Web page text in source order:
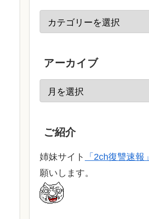
アーカイブ
ご紹介
姉妹サイト 「2ch復讐速報」
願いします。